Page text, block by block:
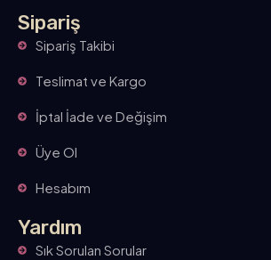
Sipariş
Sipariş Takibi
Teslimat ve Kargo
İptal İade ve Değişim
Üye Ol
Hesabım
Yardım
Sık Sorulan Sorular